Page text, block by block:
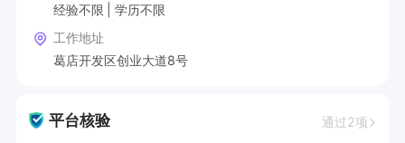
经验不限
学历不限
工作地址
葛店开发区创业大道8号
平台核验 通过2项